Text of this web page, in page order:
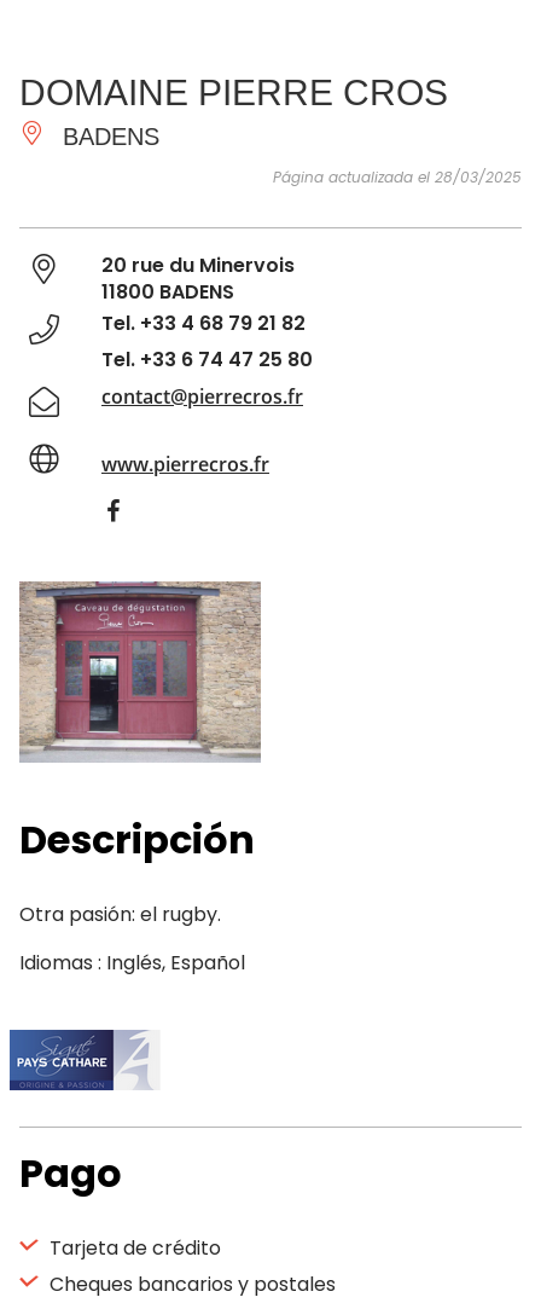
IMPRESCINDIBLES
HACER
INSPIRACIONES
DOMAINE PIERRE CROS
BADENS
Página actualizada el 28/03/2025
20 rue du Minervois
11800 BADENS
Tel. +33 4 68 79 21 82
Tel. +33 6 74 47 25 80
contact@pierrecros.fr
www.pierrecros.fr
Descripción
Otra pasión: el rugby.
Idiomas : Inglés, Español
Pago
Tarjeta de crédito
Cheques bancarios y postales